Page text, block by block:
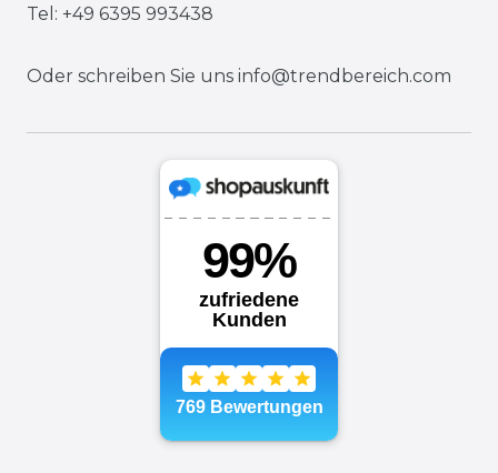
Tel: +49 6395 993438
Oder schreiben Sie uns info@trendbereich.com